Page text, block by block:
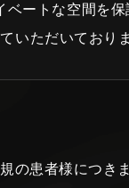
ートな空間を保
いただいており
の患者様につき